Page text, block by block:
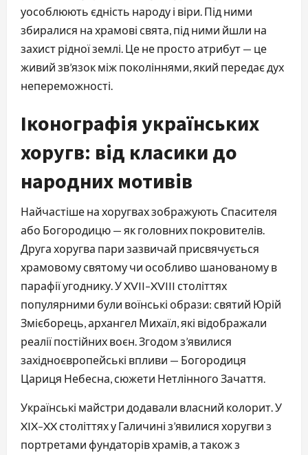
уособлюють єдність народу і віри. Під ними
збиралися на храмові свята, під ними йшли на
захист рідної землі. Це не просто атрибут — це
живий зв’язок між поколіннями, який передає дух
непереможності.
Іконографія українських
хоругв: від класики до
народних мотивів
Найчастіше на хоругвах зображують Спасителя
або Богородицю — як головних покровителів.
Друга хоругва пари зазвичай присвячується
храмовому святому чи особливо шанованому в
парафії угоднику. У XVII–XVIII століттях
популярними були воїнські образи: святий Юрій
Змієборець, архангел Михаїл, які відображали
реалії постійних воєн. Згодом з’явилися
західноєвропейські впливи — Богородиця
Цариця Небесна, сюжети Нетлінного Зачаття.
Українські майстри додавали власний колорит. У
XIX–XX століттях у Галичині з’явилися хоругви з
портретами фундаторів храмів, а також з